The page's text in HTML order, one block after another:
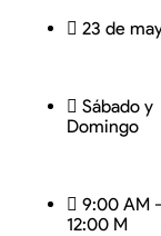
23 de
Sábado y
Domingo
9:00 AM
12:00 M